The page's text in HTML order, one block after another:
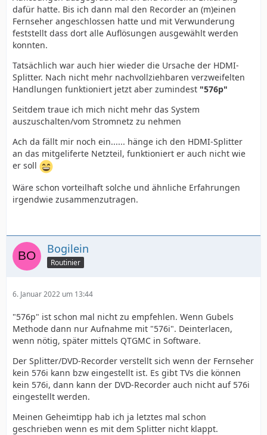
dafür hatte. Bis ich dann mal den Recorder an (m)einen
Fernseher angeschlossen hatte und mit Verwunderung
feststellt dass dort alle Auflösungen ausgewählt werden
konnten.
Tatsächlich war auch hier wieder die Ursache der HDMI-
Splitter. Nach nicht mehr nachvollziehbaren verzweifelten
Handlungen funktioniert jetzt aber zumindest "576p"
Seitdem traue ich mich nicht mehr das System
auszuschalten/vom Stromnetz zu nehmen
Ach da fällt mir noch ein...... hänge ich den HDMI-Splitter
an das mitgeliferte Netzteil, funktioniert er auch nicht wie
er soll
Wäre schon vorteilhaft solche und ähnliche Erfahrungen
irgendwie zusammenzutragen.
Bogilein
Routinier
6. Januar 2022 um 13:44
"576p" ist schon mal nicht zu empfehlen. Wenn Gubels
Methode dann nur Aufnahme mit "576i". Deinterlacen,
wenn nötig, später mittels QTGMC in Software.
Der Splitter/DVD-Recorder verstellt sich wenn der Fernseher
kein 576i kann bzw eingestellt ist. Es gibt TVs die können
kein 576i, dann kann der DVD-Recorder auch nicht auf 576i
eingestellt werden.
Meinen Geheimtipp hab ich ja letztes mal schon
geschrieben wenn es mit dem Splitter nicht klappt.